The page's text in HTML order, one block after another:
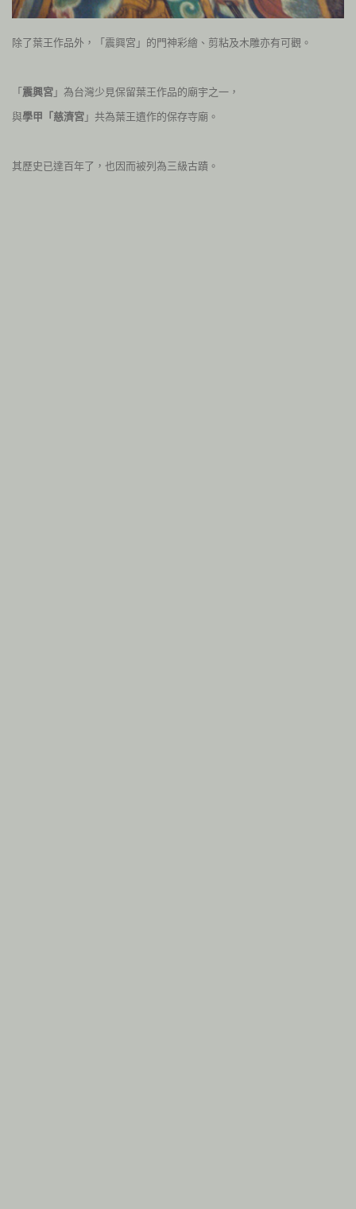
除了葉王作品外，「震興宮」的門神彩繪、剪粘及木雕亦有可觀。
「 震興宮 」為台灣少見保留葉王作品的廟宇之一，
與學甲「慈濟宮 」共為葉王遺作的保存寺廟。
其歷史已達百年了，也因而被列為三級古蹟。